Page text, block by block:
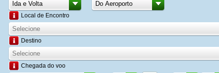
Local de Encontro
Destino
Chegada do voo